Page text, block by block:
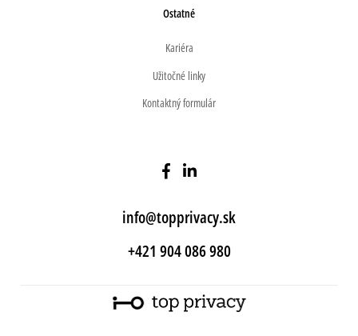
Ostatné
Kariéra
Užitočné linky
Kontaktný formulár
info@topprivacy.sk
+421 904 086 980